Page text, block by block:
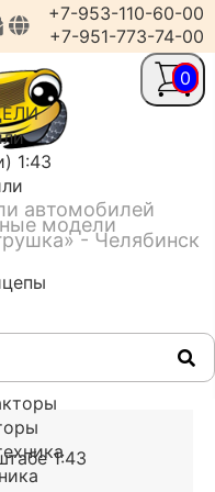
автомобилей
модели
- Челябинск
+7-953-110-60-00
+7-951-773-74-00
1:43
1:43
0